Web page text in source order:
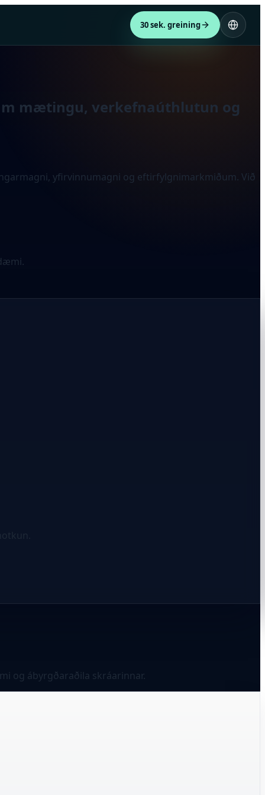
30 sek. greining
mætingu, verkefnaúthlutun og
yfirvinnumagni og eftirfylgnimarkmiðum. Við
og ábyrgðaraðila skráarinnar.